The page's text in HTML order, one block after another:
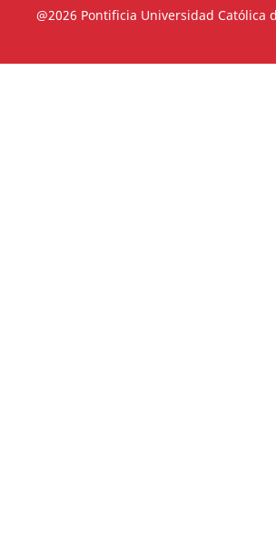
@2026 Pontificia Universidad Católica